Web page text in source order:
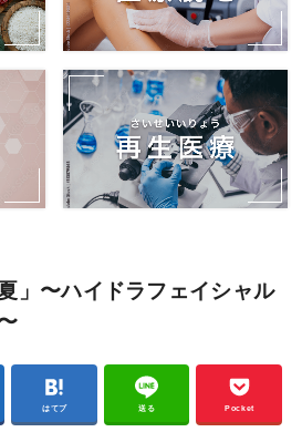
」〜ハイドラフェイシャル
はてブ 送る Pocket